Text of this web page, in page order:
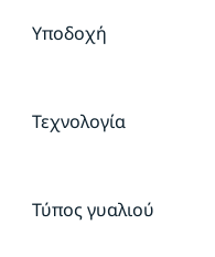
Υποδοχή
Τεχνολογία
Τύπος γυαλιού